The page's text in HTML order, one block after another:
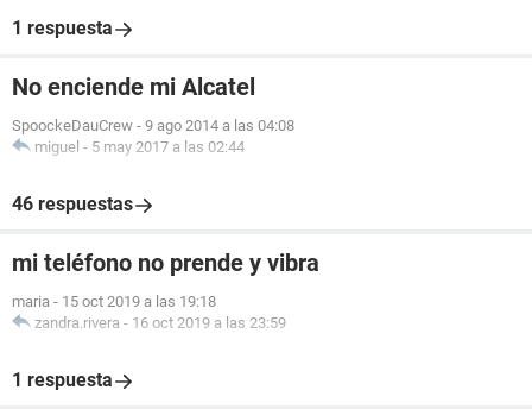
1 respuesta
No enciende mi Alcatel
SpoockeDauCrew - 9 ago 2014 a las 04:08
miguel - 5 may 2017 a las 02:44
46 respuestas
mi teléfono no prende y vibra
maria - 15 oct 2019 a las 19:18
zandra.rivera - 16 oct 2019 a las 23:59
1 respuesta